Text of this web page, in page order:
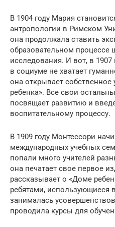
В 1904 году Мария
антропологии в Римском
она продолжала ставить
образовательном процессе
исследования. И вот, в
в социуме не хватает
она открывает
ребенка». Все свои
посвящает развитию и
воспитательному процессу.
В 1909 году Монтессори
международных учебных
попали много учителей
она печатает свое первое
рассказывает о «Доме
ребятами, использующиеся
занималась
проводила курсы для